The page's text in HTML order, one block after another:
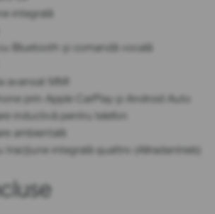
integrală
Bluetooth și comandă vocală
avansat MMI
prin Apple CarPlay și Android Auto
inductivă pentru telefon
ambientală
tracțiune integrală quattro (Allradantrieb)